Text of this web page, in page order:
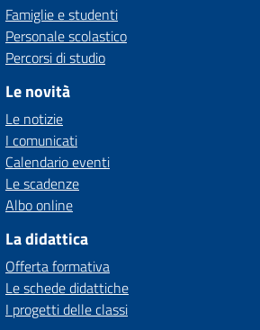
Famiglie e studenti
Personale scolastico
Percorsi di studio
Le novità
Le notizie
I comunicati
Calendario eventi
Le scadenze
Albo online
La didattica
Offerta formativa
Le schede didattiche
I progetti delle classi